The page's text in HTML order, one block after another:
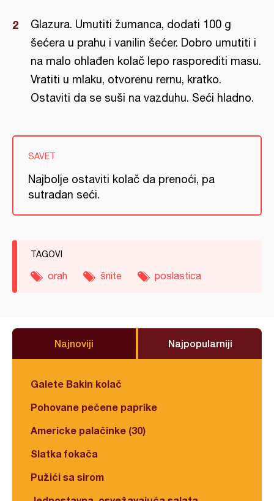
Glazura. Umutiti žumanca, dodati 100 g
šećera u prahu i vanilin šećer. Dobro umutiti i
na malo ohlađen kolač lepo rasporediti masu.
Vratiti u mlaku, otvorenu rernu, kratko.
Ostaviti da se suši na vazduhu. Seći hladno.
SAVET
Najbolje ostaviti kolač da prenoći, pa
sutradan seći.
TAGOVI
orah šnite poslastica
Najnoviji Najpopularniji
Galete Bakin kolač
Pohovane pečene paprike
Americke palačinke (30)
Slatka fokača
Pužići sa sirom